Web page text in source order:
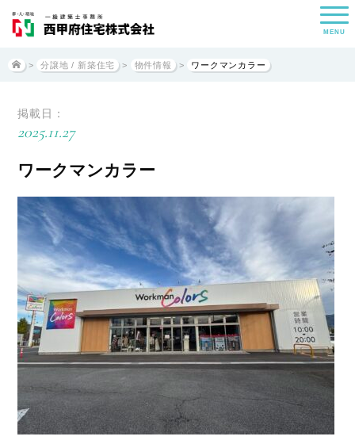
MENU
> 分譲地 / 新築住宅 > 物件情報 > ワークマンカラー
掲載日：
2025.11.27
ワークマンカラー